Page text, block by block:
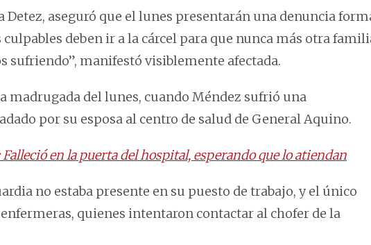
Detez, aseguró que el lunes presentarán una denuncia
deben ir a la cárcel para que nunca más otra
sufriendo”, manifestó visiblemente afectada.
madrugada del lunes, cuando Méndez sufrió una
por su esposa al centro de salud de General Aquino.
Falleció en la puerta del hospital, esperando que lo atiendan
no estaba presente en su puesto de trabajo, y el único
quienes intentaron contactar al chofer de la